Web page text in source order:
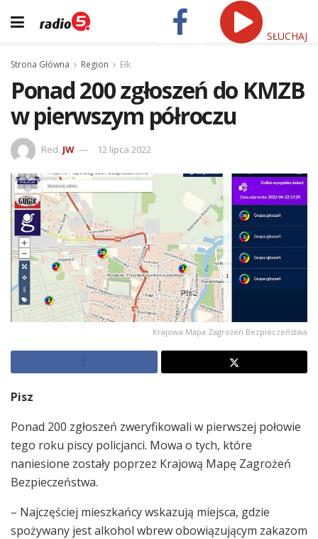
SŁUCHAJ
Strona Główna Region Ełk
Ponad 200 zgłoszeń do KMZB
w pierwszym półroczu
Red. JW 12 lipca 2022
Krajowa Mapa Zagrożeń Bezpieczeństwa
Pisz
Ponad 200 zgłoszeń zweryfikowali w pierwszej połowie
tego roku piscy policjanci. Mowa o tych, które
naniesione zostały poprzez Krajową Mapę Zagrożeń
Bezpieczeństwa.
– Najczęściej mieszkańcy wskazują miejsca, gdzie
spożywany jest alkohol wbrew obowiązującym zakazom